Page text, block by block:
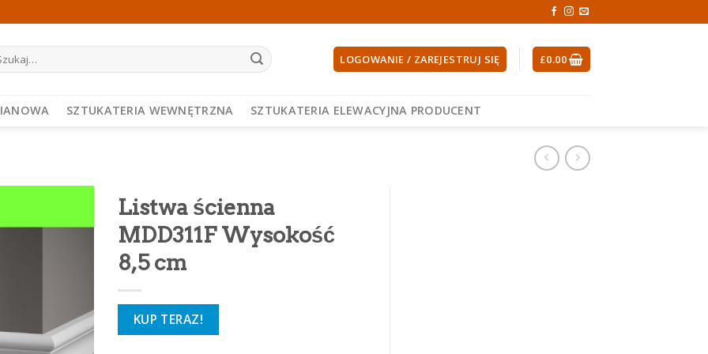
LOGOWANIE / ZAREJESTRUJ SIĘ £0.00
SZTUKATERIA WEWNĘTRZNA SZTUKATERIA ELEWACYJNA PRODUCENT
Listwa ścienna
MDD311F Wysokość
8,5 cm
KUP TERAZ!